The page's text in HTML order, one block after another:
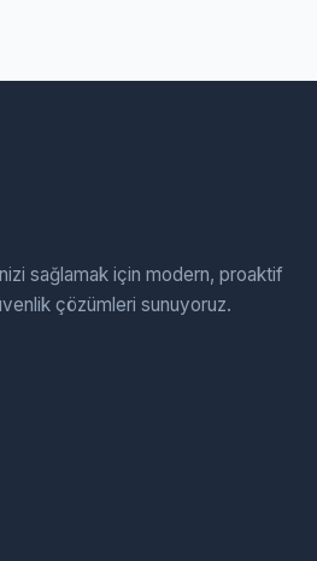
sağlamak için modern, proaktif
çözümleri sunuyoruz.